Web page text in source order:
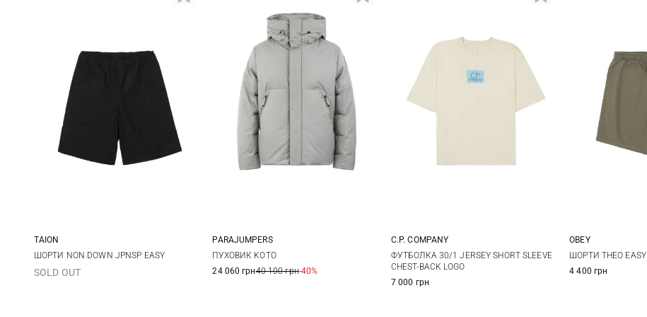
M L XL
TAION
ШОРТИ NON DOWN JPNSP EASY
SOLD OUT
M L
PARAJUMPERS
ПУХОВИК KOTO
24 060 грн40 100 грн-40%
S M L XL
XXL
C.P. COMPANY
ФУТБОЛКА 30/1 JERSEY SHORT SLEEVE
CHEST-BACK LOGO
7 000 грн
S M
OBEY
ШОРТИ THEO EASY
4 400 грн